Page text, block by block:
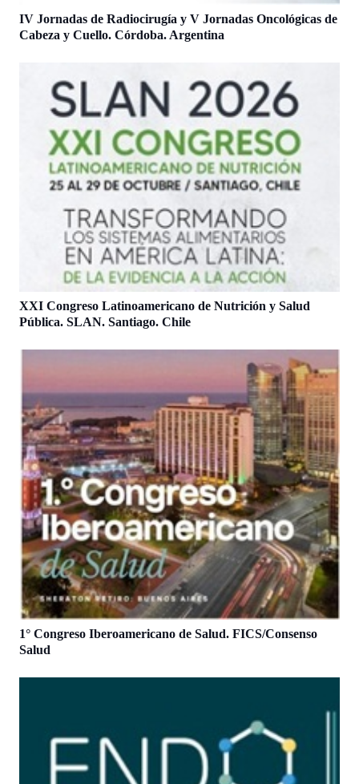
IV Jornadas de Radiocirugía y V Jornadas Oncológicas de
Cabeza y Cuello. Córdoba. Argentina
XXI Congreso Latinoamericano de Nutrición y Salud
Pública. SLAN. Santiago. Chile
1° Congreso Iberoamericano de Salud. FICS/Consenso
Salud